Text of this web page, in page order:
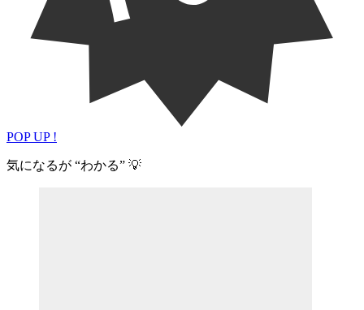
POP UP !
気になるが “わかる” 💡